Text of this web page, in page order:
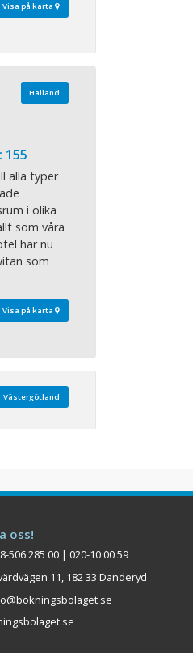
Visa på karta
Halland
alla typer
i olika
som våra
har nu
som
Visa på karta
Västergötland
med
er själva
konferens,
har en
oss!
506 285 00 | 020-10 00 59
11, 182 33 Danderyd